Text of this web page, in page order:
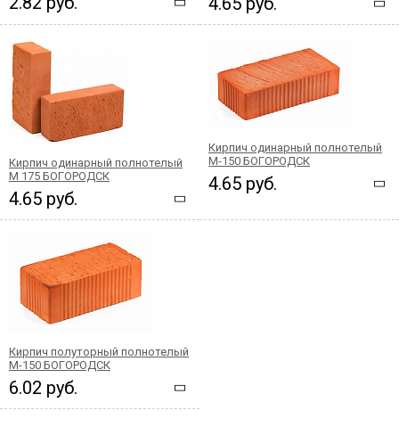
Кирпич одинарный полнотелый
М 175 БОГОРОДСК
4.65 руб.
Кирпич одинарный полнотелый
М-150 БОГОРОДСК
4.65 руб.
Кирпич полуторный полнотелый
М-150 БОГОРОДСК
6.02 руб.